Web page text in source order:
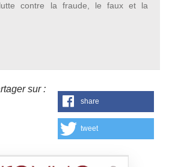
contre la fraude, le faux et la
sur :
share
tweet